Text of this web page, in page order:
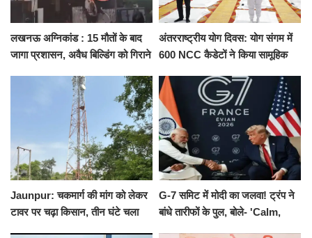
लखनऊ अग्निकांड : 15 मौतों के बाद
जागा प्रशासन, अवैध बिल्डिंग को गिराने
अंतरराष्ट्रीय योग दिवस: योग संगम में
600 NCC कैडेटों ने किया सामूहिक
संकल्प
Jaunpur: चकमार्ग की मांग को लेकर
टावर पर चढ़ा किसान, तीन घंटे चला
G-7 समिट में मोदी का जलवा! ट्रंप ने
बांधे तारीफों के पुल, बोले- 'Calm,